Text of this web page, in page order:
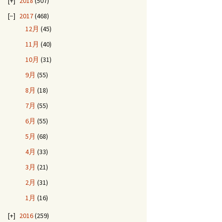
2017(468)
12月 (45)
11月 (40)
10月 (31)
9月 (55)
8月 (18)
7月 (55)
6月 (55)
5月 (68)
4月 (33)
3月 (21)
2月 (31)
1月 (16)
2016(259)